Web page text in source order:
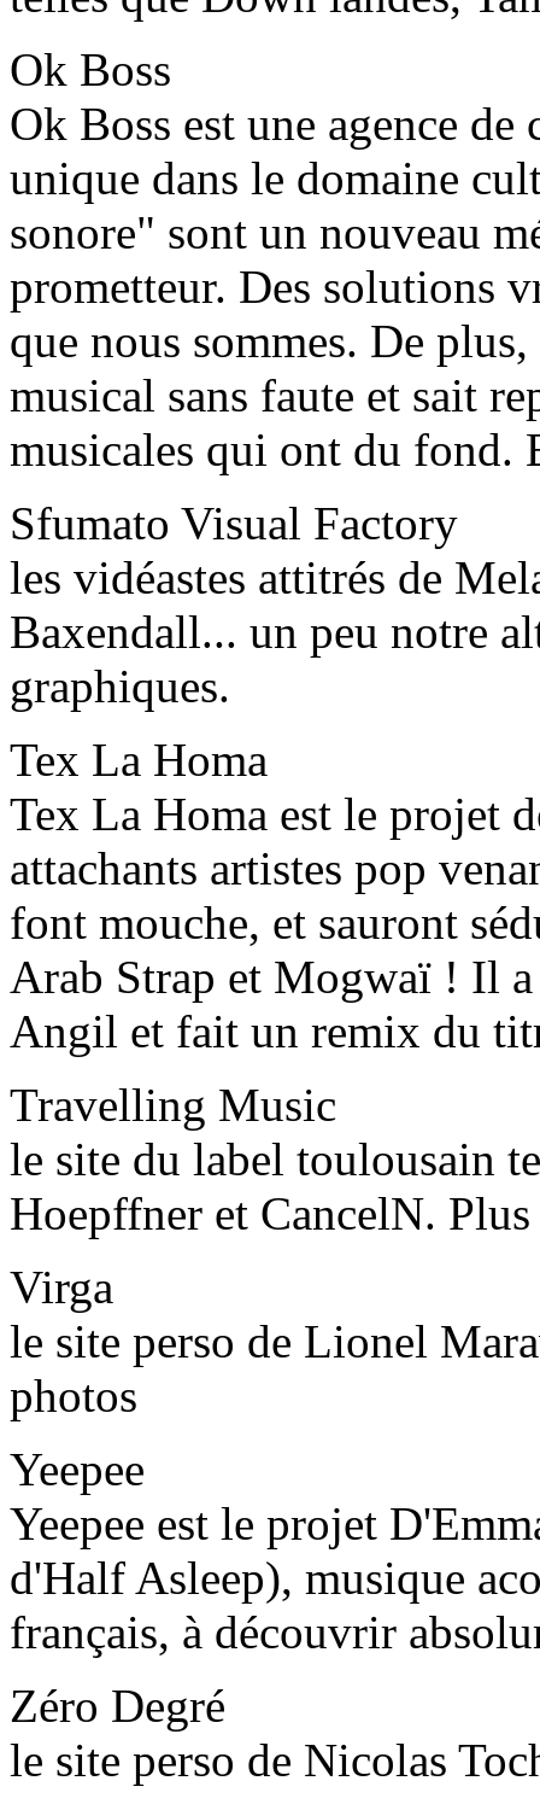
Ok Boss
Ok Boss est une agence
unique dans le domaine
sonore" sont un nouveau
prometteur. Des solutions
que nous sommes. De
musical sans faute et sait
musicales qui ont du fond.
Sfumato Visual Factory
les vidéastes attitrés de
Baxendall... un peu notre
graphiques.
Tex La Homa
Tex La Homa est le projet
attachants artistes pop
font mouche, et sauront
Arab Strap et Mogwaï ! Il a
Angil et fait un remix du
Travelling Music
le site du label toulousain
Hoepffner et CancelN.
Virga
le site perso de Lionel
photos
Yeepee
Yeepee est le projet
d'Half Asleep), musique
français, à découvrir
Zéro Degré
le site perso de Nicolas